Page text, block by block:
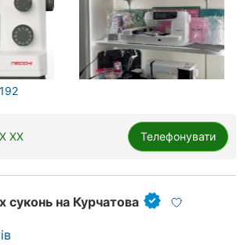
XX Телефонувати
суконь на Курчатова